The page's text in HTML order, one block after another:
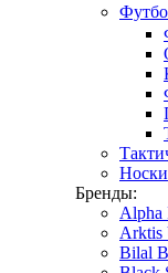
Носки
Бренды:
Alpha
Arktis
Bilal